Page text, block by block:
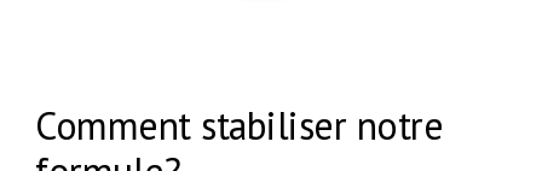
Comment stabiliser notre